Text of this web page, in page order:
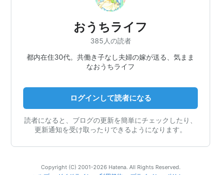
おうちライフ
385人の読者
都内在住30代。共働き子なし夫婦の嫁が送る、気まま
なおうちライフ
ログインして読者になる
読者になると、ブログの更新を簡単にチェックしたり、
更新通知を受け取ったりできるようになります。
Copyright (C) 2001-2026 Hatena. All Rights Reserved.